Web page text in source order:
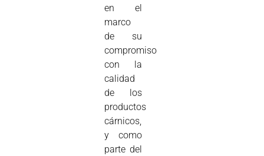
en el
marco
de su
compromiso
con la
calidad
de los
productos
cárnicos,
y como
parte del